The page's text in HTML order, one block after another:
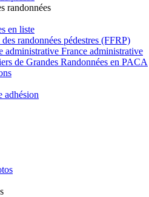
randonnées
en liste
randonnées pédestres (FFRP)
France administrative
de Grandes Randonnées en PACA
adhésion